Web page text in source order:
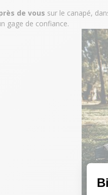
de vous sur le canapé,
gage de confiance.